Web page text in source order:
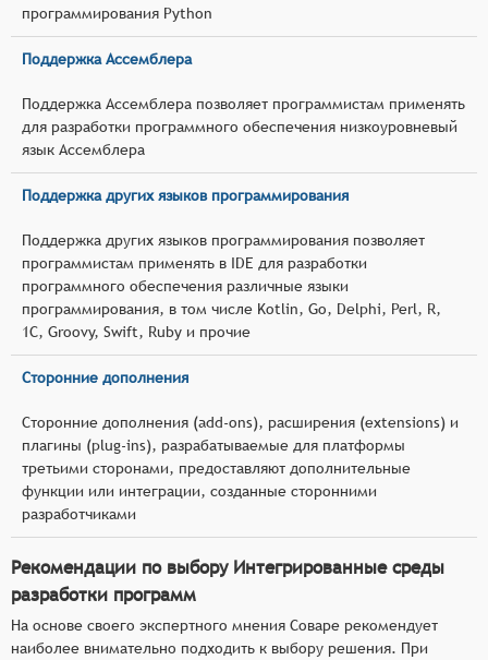
программирования Python
Поддержка Ассемблера
Поддержка Ассемблера позволяет программистам применять
для разработки программного обеспечения низкоуровневый
язык Ассемблера
Поддержка других языков программирования
Поддержка других языков программирования позволяет
программистам применять в IDE для разработки
программного обеспечения различные языки
программирования, в том числе Kotlin, Go, Delphi, Perl, R,
1С, Groovy, Swift, Ruby и прочие
Сторонние дополнения
Сторонние дополнения (add-ons), расширения (extensions) и
плагины (plug-ins), разрабатываемые для платформы
третьими сторонами, предоставляют дополнительные
функции или интеграции, созданные сторонними
разработчиками
Рекомендации по выбору Интегрированные среды
разработки программ
На основе своего экспертного мнения Соваре рекомендует
наиболее внимательно подходить к выбору решения. При